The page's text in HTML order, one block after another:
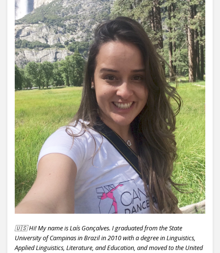
🇺🇸 Hi! My name is Laís Gonçalves. I graduated from the State
University of Campinas in Brazil in 2010 with a degree in Linguistics,
Applied Linguistics, Literature, and Education, and moved to the United